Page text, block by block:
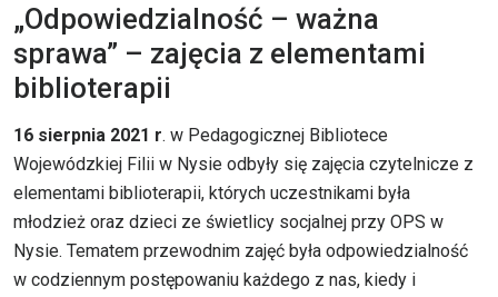
„Odpowiedzialność – ważna
sprawa” – zajęcia z elementami
biblioterapii
16 sierpnia 2021 r. w Pedagogicznej Bibliotece
Wojewódzkiej Filii w Nysie odbyły się zajęcia czytelnicze z
elementami biblioterapii, których uczestnikami była
młodzież oraz dzieci ze świetlicy socjalnej przy OPS w
Nysie. Tematem przewodnim zajęć była odpowiedzialność
w codziennym postępowaniu każdego z nas, kiedy i